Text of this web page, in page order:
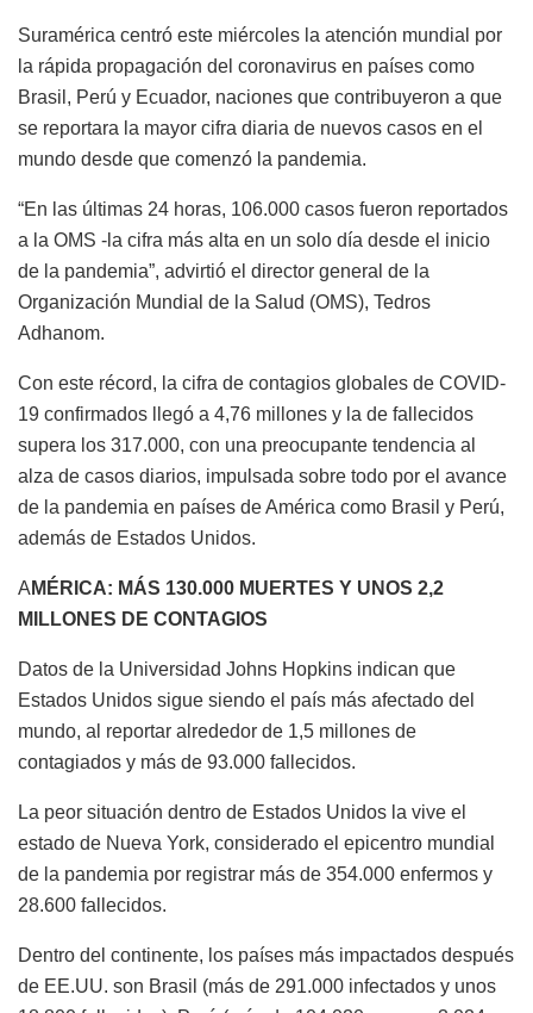
Suramérica centró este miércoles la atención mundial por
la rápida propagación del coronavirus en países como
Brasil, Perú y Ecuador, naciones que contribuyeron a que
se reportara la mayor cifra diaria de nuevos casos en el
mundo desde que comenzó la pandemia.
“En las últimas 24 horas, 106.000 casos fueron reportados
a la OMS -la cifra más alta en un solo día desde el inicio
de la pandemia”, advirtió el director general de la
Organización Mundial de la Salud (OMS), Tedros
Adhanom.
Con este récord, la cifra de contagios globales de COVID-
19 confirmados llegó a 4,76 millones y la de fallecidos
supera los 317.000, con una preocupante tendencia al
alza de casos diarios, impulsada sobre todo por el avance
de la pandemia en países de América como Brasil y Perú,
además de Estados Unidos.
A MÉRICA: MÁS 130.000 MUERTES Y UNOS 2,2
MILLONES DE CONTAGIOS
Datos de la Universidad Johns Hopkins indican que
Estados Unidos sigue siendo el país más afectado del
mundo, al reportar alrededor de 1,5 millones de
contagiados y más de 93.000 fallecidos.
La peor situación dentro de Estados Unidos la vive el
estado de Nueva York, considerado el epicentro mundial
de la pandemia por registrar más de 354.000 enfermos y
28.600 fallecidos.
Dentro del continente, los países más impactados después
de EE.UU. son Brasil (más de 291.000 infectados y unos